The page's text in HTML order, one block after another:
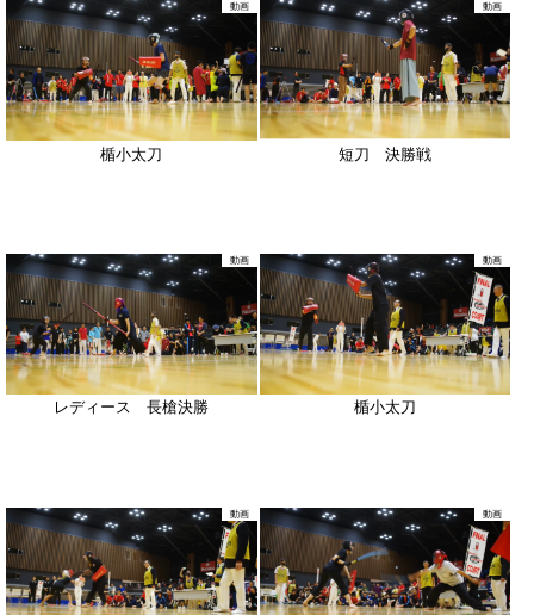
動画
楯小太刀
動画
短刀 決勝戦
動画
レディース 長槍決勝
動画
楯小太刀
動画 動画